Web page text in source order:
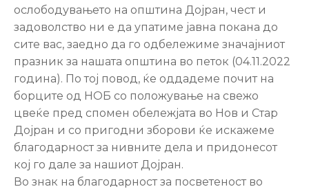
ослободувањето на општина Дојран, чест и
задоволство ни е да упатиме јавна покана до
сите вас, заедно да го одбележиме значајниот
празник за нашата општина во петок (04.11.2022
година). По тој повод, ќе оддадеме почит на
борците од НОБ со положување на свежо
цвеќе пред спомен обележјата во Нов и Стар
Дојран и со пригодни зборови ќе искажеме
благодарност за нивните дела и придонесот
кој го дале за нашиот Дојран.
Во знак на благодарност за посветеност во